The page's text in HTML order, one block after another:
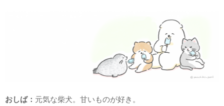
おしば： 元気な柴犬。甘いものが好き。